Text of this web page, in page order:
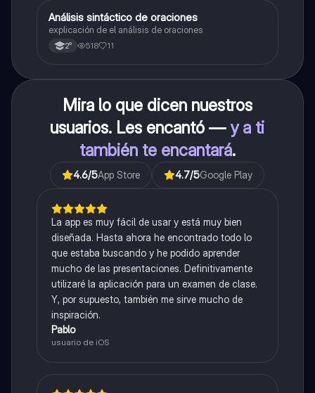
Lengua
Análisis sintáctico de oraciones
explicación de el análisis de oraciones
2° 518 11
Mira lo que dicen nuestros
usuarios. Les encantó —y a ti
también te encantará.
4.6/5App Store 4.7/5Google Play
La app es muy fácil de usar y está muy bien
diseñada. Hasta ahora he encontrado todo lo
que estaba buscando y he podido aprender
mucho de las presentaciones. Definitivamente
utilizaré la aplicación para un examen de clase.
Y, por supuesto, también me sirve mucho de
inspiración.
Pablo
usuario de iOS